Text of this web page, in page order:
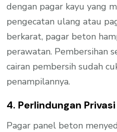
dengan pagar kayu yang
pengecatan ulang atau
berkarat, pagar beton
perawatan. Pembersihan
cairan pembersih sudah
penampilannya.
4. Perlindungan Privasi
Pagar panel beton